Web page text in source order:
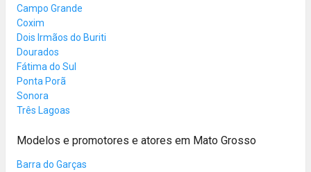
Campo Grande
Coxim
Dois Irmãos do Buriti
Dourados
Fátima do Sul
Ponta Porã
Sonora
Três Lagoas
Modelos e promotores e atores em Mato Grosso
Barra do Garças